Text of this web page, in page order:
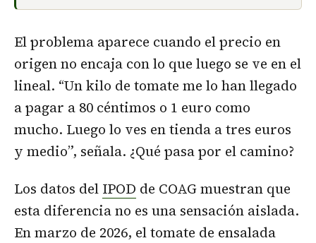
El problema aparece cuando el precio en
origen no encaja con lo que luego se ve en el
lineal. “Un kilo de tomate me lo han llegado
a pagar a 80 céntimos o 1 euro como
mucho. Luego lo ves en tienda a tres euros
y medio”, señala. ¿Qué pasa por el camino?
Los datos del IPOD de COAG muestran que
esta diferencia no es una sensación aislada.
En marzo de 2026, el tomate de ensalada